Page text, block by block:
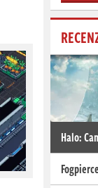
Halo: